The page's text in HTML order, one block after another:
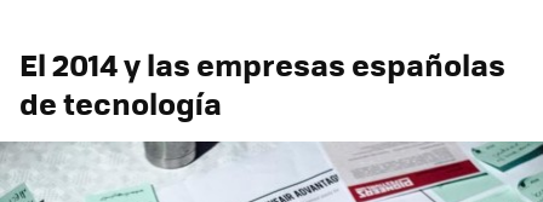
El 2014 y las empresas españolas
de tecnología